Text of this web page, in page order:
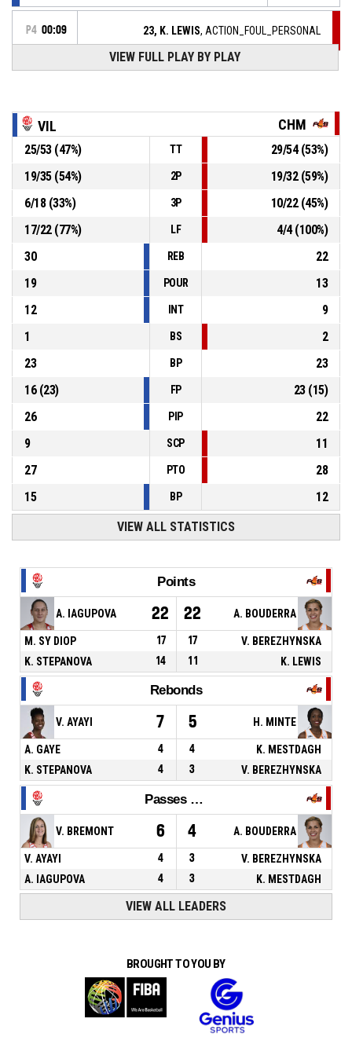
P4 00:09 23, K. LEWIS, ACTION_FOUL_PERSONAL
ACTION_TIMEOUT_FULL P4 00:16
P4 , ACTION_TURNOVER_TRAVEL
P4 00:28
72-72
, ACTION_FREETHROW_1OF1 Réussi
- tie
12, M. SY DIOP , ACTION_FOUL_TECHNICAL P4 00:28
VIEW FULL PLAY BY PLAY
VIL CHM
25/53(47%) TT 29/54(53%)
19/35(54%) 2P 19/32(59%)
6/18(33%) 3P 10/22(45%)
17/22(77%) LF 4/4(100%)
30
REB
22
19
POUR
13
12
INT
9
1
BS
2
23
BP
23
16(23) FP 23(15)
26
PIP
22
9
SCP
11
27
PTO
28
15
BP 12
VIEW ALL STATISTICS
Points
A. IAGUPOVA 22 22 A. BOUDERRA
M. SY DIOP 17 17
V. BEREZHYNSKA
K. STEPANOVA
14 11 K. LEWIS
Rebonds
V. AYAYI 7 5 H. MINTE
A. GAYE 4 4
K. MESTDAGH
K. STEPANOVA
4 3 V. BEREZHYNSKA
Passes décisives
V. BREMONT 6 4 A. BOUDERRA
V. AYAYI 4 3
V. BEREZHYNSKA
A. IAGUPOVA
4 3 K. MESTDAGH
VIEW ALL LEADERS
BROUGHT TO YOU BY